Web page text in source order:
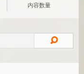
内容数量